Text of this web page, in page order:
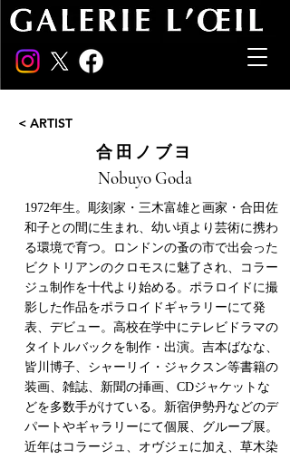
< ARTIST
合田ノブヨ
Nobuyo Goda
1972年生。彫刻家・三木富雄と画家・合田佐
和子との間に生まれ、幼い頃より芸術に携わ
る環境で育つ。ロンドンの蚤の市で出会った
ビクトリアンのクロモスに魅了され、コラー
ジュ制作を十代より始める。ポラロイドに撮
影した作品をポラロイドギャラリーにて発
表、デビュー。高校在学中にテレビドラマの
タイトルバックを制作・出演。吉本ばなな、
皆川博子、シャーリイ・ジャクスン等書籍の
装画、雑誌、新聞の挿画、CDジャケットな
どを多数手がけている。新宿伊勢丹などのデ
パートやギャラリーにて個展、グループ展。
近年はコラージュ、オヴジェに加え、草木染